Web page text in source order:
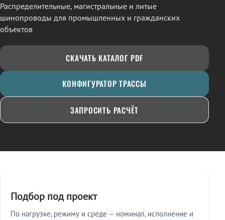
Распределительные, магистральные и литые
шинопроводы для промышленных и гражданских
объектов
СКАЧАТЬ КАТАЛОГ PDF
КОНФИГУРАТОР ТРАССЫ
ЗАПРОСИТЬ РАСЧЁТ
Подбор под проект
По нагрузке, режиму и среде — номинал, исполнение и